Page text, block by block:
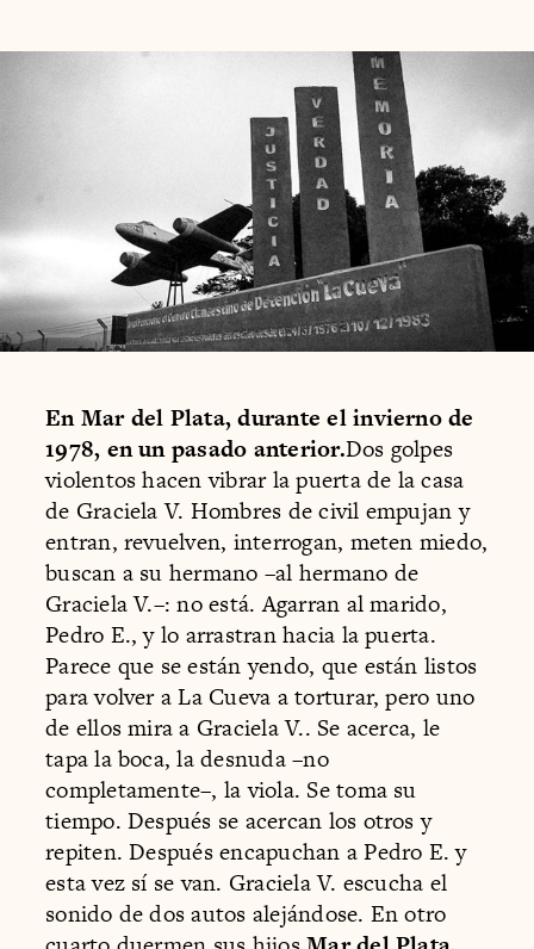
En Mar del Plata, durante el invierno de
1978, en un pasado anterior.Dos golpes
violentos hacen vibrar la puerta de la casa
de Graciela V. Hombres de civil empujan y
entran, revuelven, interrogan, meten miedo,
buscan a su hermano –al hermano de
Graciela V.–: no está. Agarran al marido,
Pedro E., y lo arrastran hacia la puerta.
Parece que se están yendo, que están listos
para volver a La Cueva a torturar, pero uno
de ellos mira a Graciela V.. Se acerca, le
tapa la boca, la desnuda –no
completamente–, la viola. Se toma su
tiempo. Después se acercan los otros y
repiten. Después encapuchan a Pedro E. y
esta vez sí se van. Graciela V. escucha el
sonido de dos autos alejándose. En otro